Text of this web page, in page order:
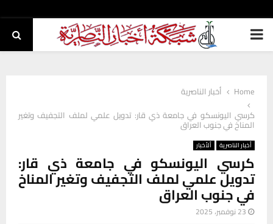
PRIMARY
Home
أخبار الناصرية
كرسي اليونسكو في جامعة ذي قار: تدويل علمي لملف التجفيف وتغير
المناخ في جنوب العراق
أخبار الناصرية ألأخبار
كرسي اليونسكو في جامعة ذي قار:
تدويل علمي لملف التجفيف وتغير المناخ
في جنوب العراق
23 نوفمبر، 2025